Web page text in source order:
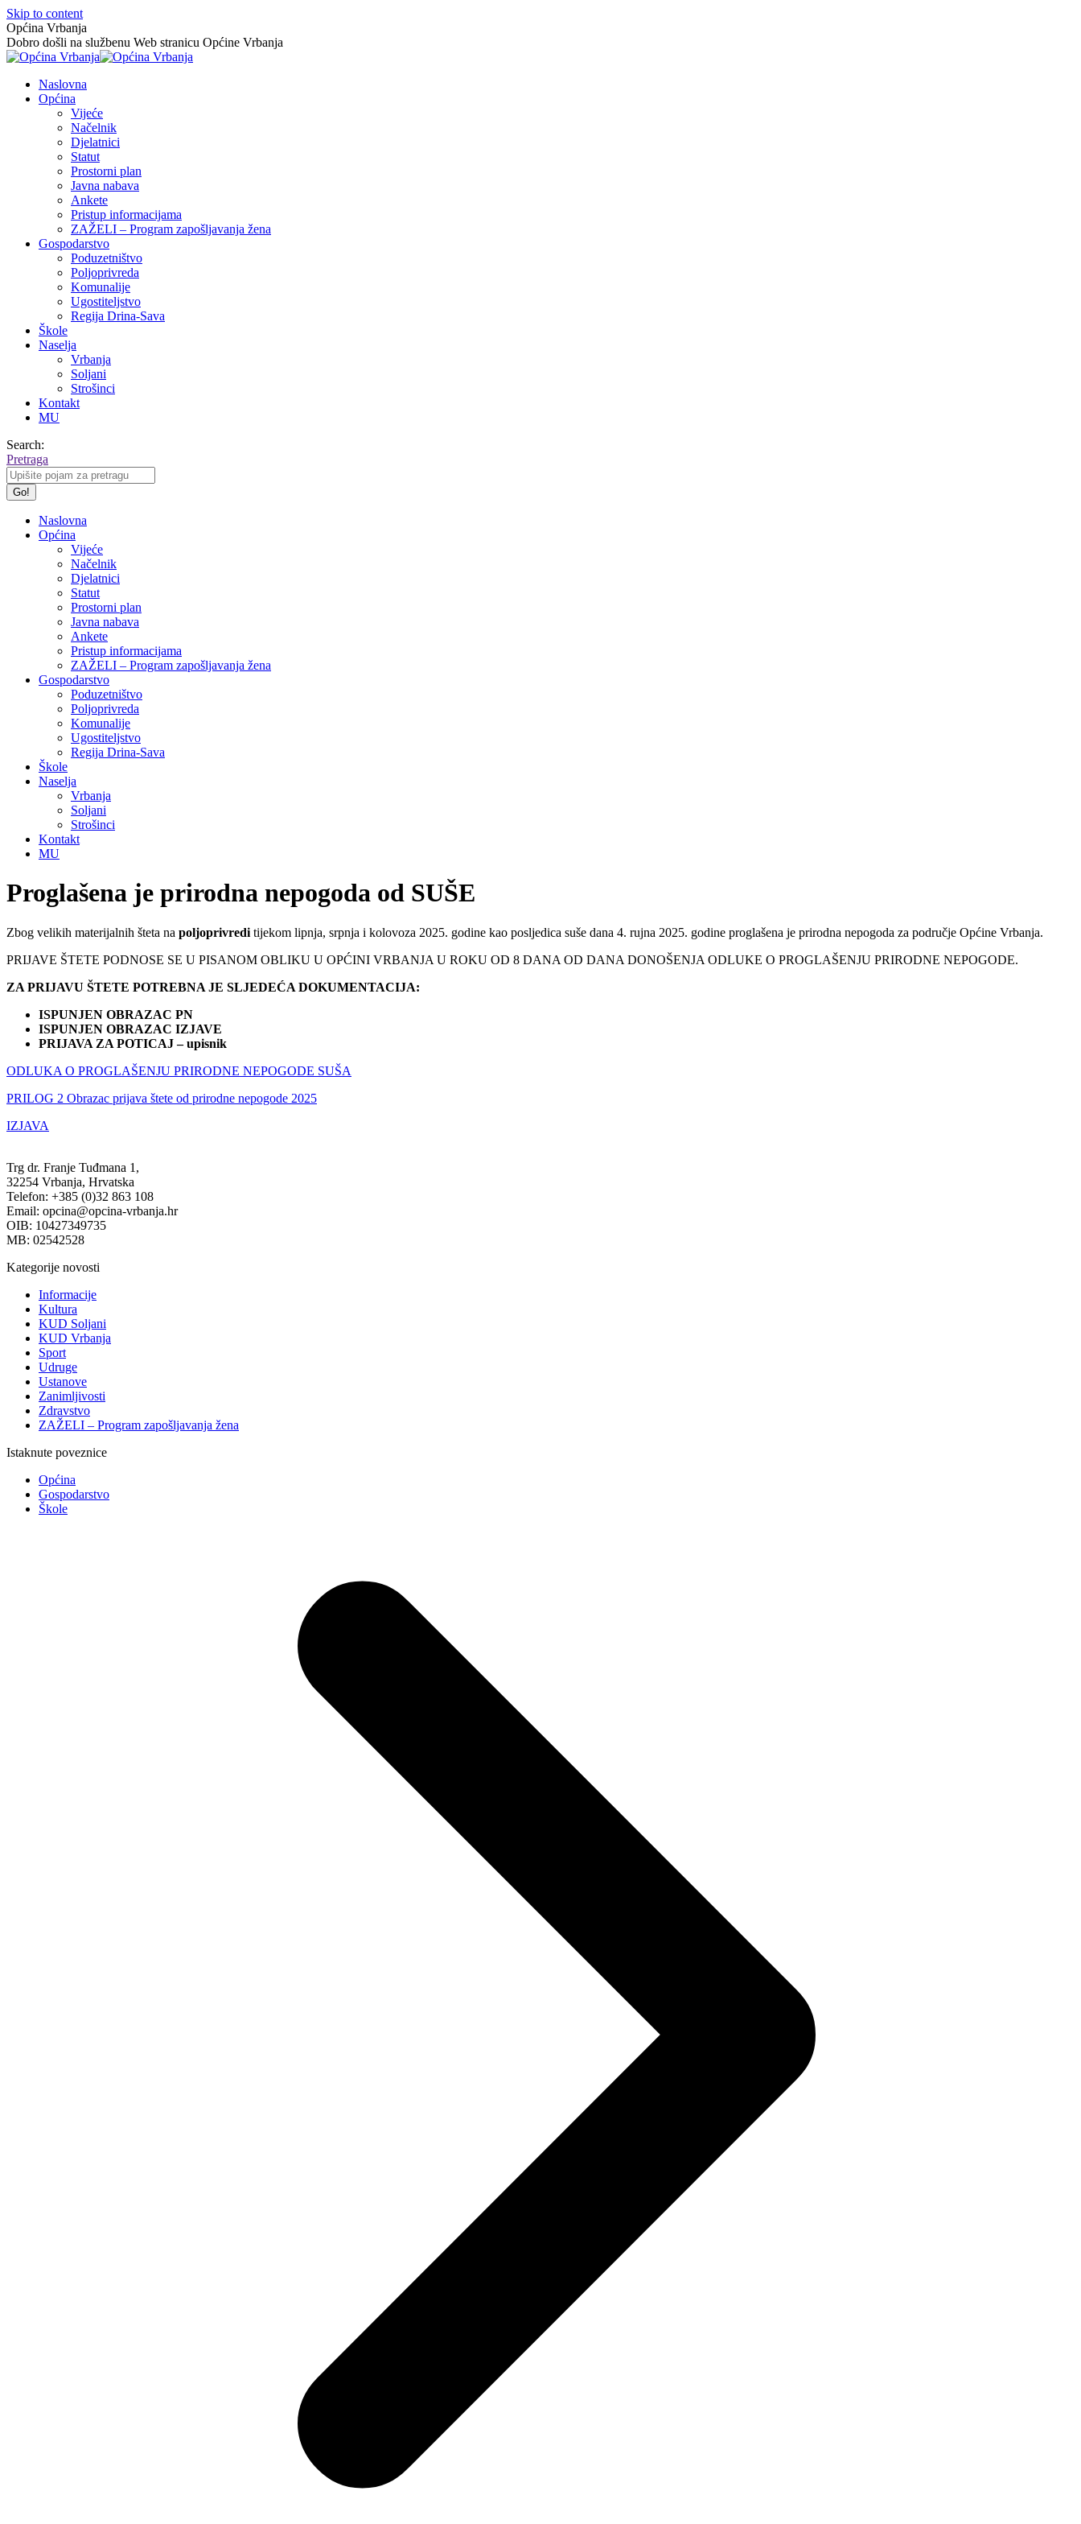
Skip to content
Općina Vrbanja
Dobro došli na službenu Web stranicu Općine Vrbanja
Naslovna
Općina
Vijeće
Načelnik
Djelatnici
Statut
Prostorni plan
Javna nabava
Ankete
Pristup informacijama
ZAŽELI – Program zapošljavanja žena
Gospodarstvo
Poduzetništvo
Poljoprivreda
Komunalije
Ugostiteljstvo
Regija Drina-Sava
Škole
Naselja
Vrbanja
Soljani
Strošinci
Kontakt
MU
Search:
Pretraga
Naslovna
Općina
Vijeće
Načelnik
Djelatnici
Statut
Prostorni plan
Javna nabava
Ankete
Pristup informacijama
ZAŽELI – Program zapošljavanja žena
Gospodarstvo
Poduzetništvo
Poljoprivreda
Komunalije
Ugostiteljstvo
Regija Drina-Sava
Škole
Naselja
Vrbanja
Soljani
Strošinci
Kontakt
MU
Proglašena je prirodna nepogoda od SUŠE
Zbog velikih materijalnih šteta na poljoprivredi tijekom lipnja, srpnja i kolovoza 2025. godine kao posljedica suše dana 4. rujna 2025. godine proglašena je prirodna nepogoda za područje Općine Vrbanja.
PRIJAVE ŠTETE PODNOSE SE U PISANOM OBLIKU U OPĆINI VRBANJA U ROKU OD 8 DANA OD DANA DONOŠENJA ODLUKE O PROGLAŠENJU PRIRODNE NEPOGODE.
ZA PRIJAVU ŠTETE POTREBNA JE SLJEDEĆA DOKUMENTACIJA:
ISPUNJEN OBRAZAC PN
ISPUNJEN OBRAZAC IZJAVE
PRIJAVA ZA POTICAJ – upisnik
ODLUKA O PROGLAŠENJU PRIRODNE NEPOGODE SUŠA
PRILOG 2 Obrazac prijava štete od prirodne nepogode 2025
IZJAVA
Trg dr. Franje Tuđmana 1,
32254 Vrbanja, Hrvatska
Telefon: +385 (0)32 863 108
Email: opcina@opcina-vrbanja.hr
OIB: 10427349735
MB: 02542528
Kategorije novosti
Informacije
Kultura
KUD Soljani
KUD Vrbanja
Sport
Udruge
Ustanove
Zanimljivosti
Zdravstvo
ZAŽELI – Program zapošljavanja žena
Istaknute poveznice
Općina
Gospodarstvo
Škole